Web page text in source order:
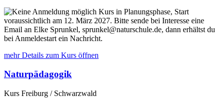
Kurs in Planungsphase, Start
voraussichtlich am 12. März 2027. Bitte sende bei Interesse eine
Email an Elke Sprunkel, sprunkel@naturschule.de, dann erhältst du
bei Anmeldestart ein Nachricht.
mehr Details zum Kurs öffnen
Naturpädagogik
Kurs Freiburg / Schwarzwald